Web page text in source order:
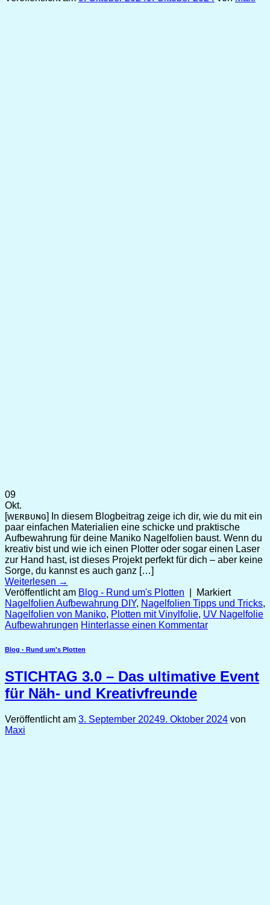
09
Okt.
[ᴡᴇʀʙᴜɴɢ] In diesem Blogbeitrag zeige ich dir, wie du mit ein
paar einfachen Materialien eine schicke und praktische
Aufbewahrung für deine Maniko Nagelfolien baust. Wenn du
kreativ bist und wie ich einen Plotter oder sogar einen Laser
zur Hand hast, ist dieses Projekt perfekt für dich – aber keine
Sorge, du kannst es auch ganz […]
Weiterlesen →
Veröffentlicht am Blog - Rund um's Plotten
Markiert
Nagelfolien Aufbewahrung DIY, Nagelfolien Tipps und Tricks,
Nagelfolien von Maniko, Plotten mit Vinylfolie, UV Nagelfolie
Aufbewahrungen Hinterlasse einen Kommentar
Blog - Rund um's Plotten
STICHTAG 3.0 – Das ultimative Event
für Näh- und Kreativfreunde
Veröffentlicht am 3. September 20249. Oktober 2024 von
Maxi